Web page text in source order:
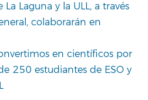
Laguna y la ULL, a través
colaborarán en
en científicos por
250 estudiantes de ESO y